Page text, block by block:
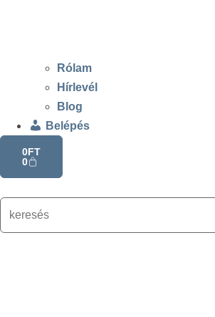
Rólam
Hírlevél
Blog
Belépés
0FT
0